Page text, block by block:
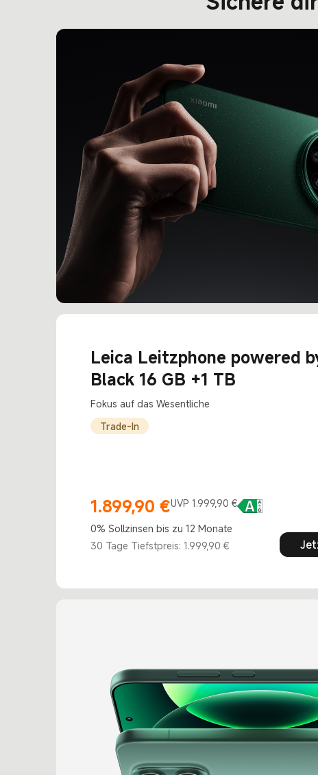
Leica Leitzphone powered
Black 16 GB +1 TB
Fokus auf das Wesentliche
Trade-In
1.899,90 €
Current Price €1899.9
UVP 1.999,90 €
Marketing price 1.999,90 €
0% Sollzinsen bis zu 12 Monate
30 Tage Tiefstpreis: 1.999,90 €